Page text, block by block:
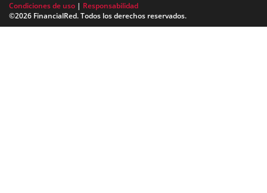
Condiciones de uso | Responsabilidad
©2026 FinancialRed. Todos los derechos reservados.